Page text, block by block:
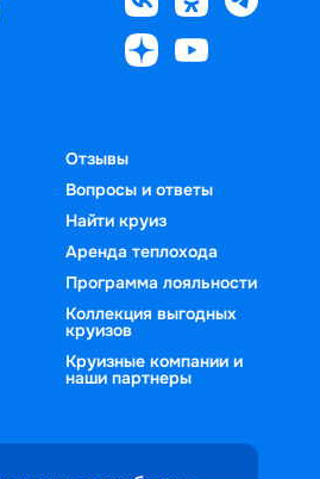
Отзывы
Вопросы и ответы
Найти круиз
Аренда теплохода
Программа лояльности
Коллекция выгодных
круизов
Круизные компании и
наши партнеры